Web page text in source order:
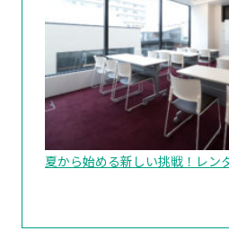
夏から始める新しい挑戦！レン